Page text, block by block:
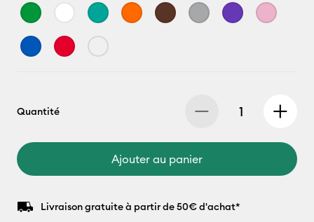
Quantité
Ajouter au panier
Livraison gratuite à partir de 50€ d'achat*